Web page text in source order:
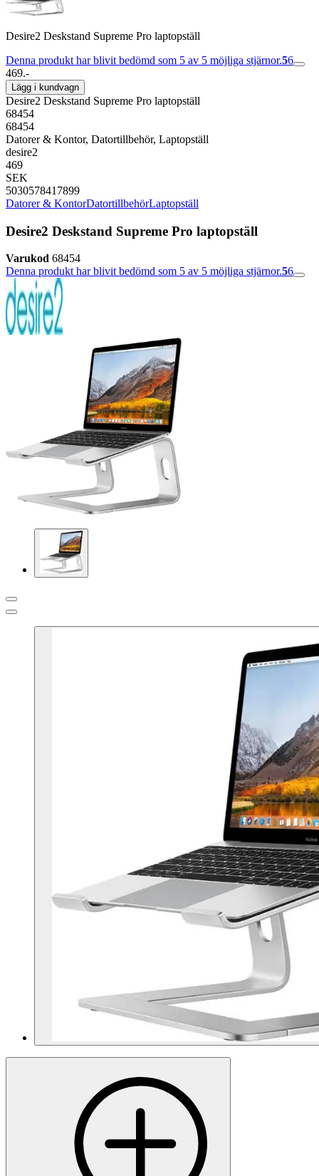
Desire2 Deskstand Supreme Pro laptopställ
Denna produkt har blivit bedömd som 5 av 5 möjliga stjärnor.56
469.-
Lägg i kundvagn
Desire2 Deskstand Supreme Pro laptopställ
68454
68454
Datorer & Kontor, Datortillbehör, Laptopställ
desire2
469
SEK
5030578417899
Datorer & KontorDatortillbehörLaptopställ
Desire2 Deskstand Supreme Pro laptopställ
Varukod 68454
Denna produkt har blivit bedömd som 5 av 5 möjliga stjärnor.56